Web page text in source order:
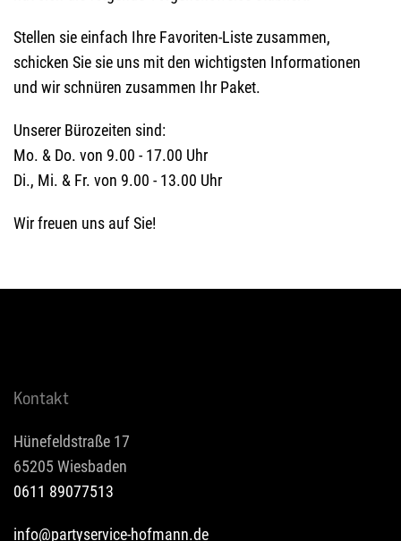
Stellen sie einfach Ihre Favoriten-Liste zusammen,
schicken Sie sie uns mit den wichtigsten Informationen
und wir schnüren zusammen Ihr Paket.
Unserer Bürozeiten sind:
Mo. & Do. von 9.00 - 17.00 Uhr
Di., Mi. & Fr. von 9.00 - 13.00 Uhr
Wir freuen uns auf Sie!
Kontakt
Hünefeldstraße 17
65205 Wiesbaden
0611 89077513
info@partyservice-hofmann.de